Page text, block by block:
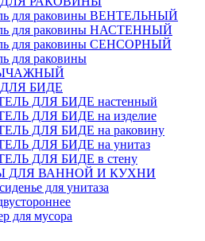
для раковины ВЕНТЕЛЬНЫЙ
для раковины НАСТЕННЫЙ
для раковины СЕНСОРНЫЙ
для раковины
БИДЕ
ДЛЯ БИДЕ настенный
ДЛЯ БИДЕ на изделие
ДЛЯ БИДЕ на раковину
ДЛЯ БИДЕ на унитаз
ДЛЯ БИДЕ в стену
ДЛЯ ВАННОЙ И КУХНИ
для унитаза
для мусора